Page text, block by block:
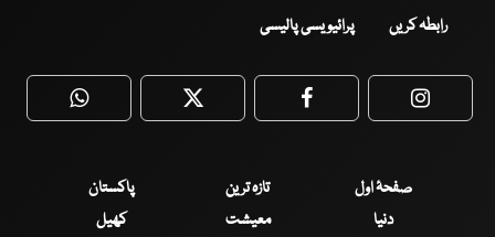
رابطہ کریں پرائیویسی پالیسی
WhatsApp Twitter Facebook
صفحۂ اول تازہ ترین
پاکستان
دنیا
معیشت کھیل